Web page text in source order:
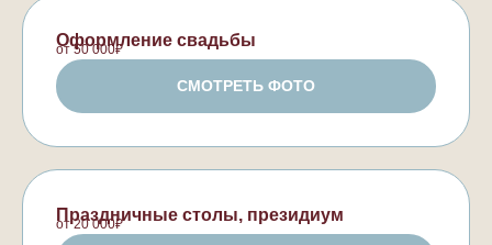
Оформление свадьбы
от 50 000₽
СМОТРЕТЬ ФОТО
Праздничные столы, президиум
от 20 000₽